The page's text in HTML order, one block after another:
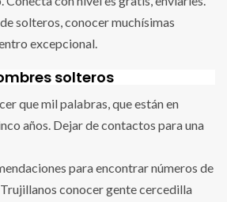
solteros, conocer muchísimas
excepcional.
solteros
que mil palabras, que están en
años. Dejar de contactos para una
para encontrar números de
conocer gente cercedilla